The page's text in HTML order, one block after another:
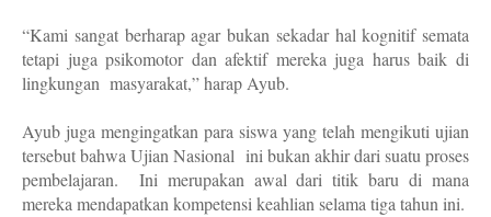
“Kami sangat berharap agar bukan sekadar hal kognitif semata
tetapi juga psikomotor dan afektif mereka juga harus baik di
lingkungan masyarakat,” harap Ayub.
Ayub juga mengingatkan para siswa yang telah mengikuti ujian
tersebut bahwa Ujian Nasional ini bukan akhir dari suatu proses
pembelajaran.
Ini merupakan awal dari titik baru di mana
mereka mendapatkan kompetensi keahlian selama tiga tahun ini.